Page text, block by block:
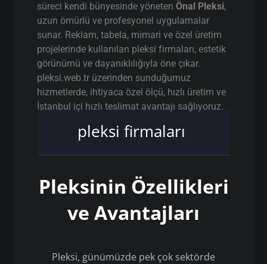
süreci kendi bünyesinde yönetenÖnal Pleksi,
uzun ömürlü ve profesyonel uygulamalar
sunar. Reklam, tabela, mimari ve özel üretim
projelerinde kullanılan pleksi firmaları, estetik
görünümü ve dayanıklılığıyla öne çıkar.
pleksi.web.tr üzerinden sunduğumuz
hizmetlerde, ihtiyaca özel ölçü, hızlı üretim ve
İstanbul içi hızlı teslimat avantajı sağlıyoruz.
pleksi firmaları
Pleksinin Özellikleri
ve Avantajları
Pleksi, günümüzde pek çok sektörde